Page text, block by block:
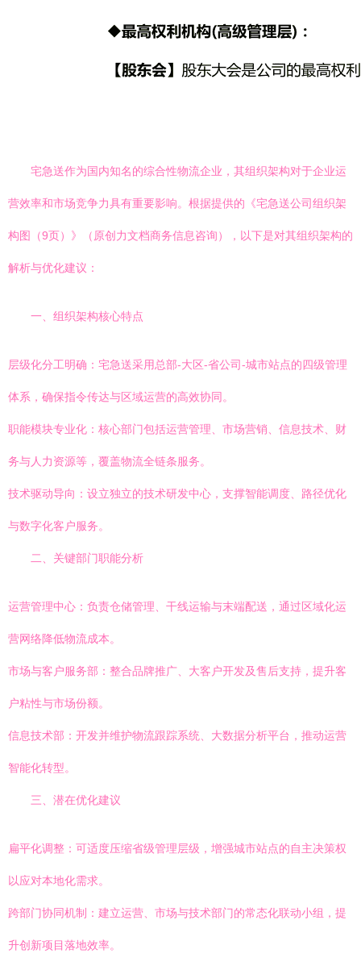
宅急送作为国内知名的综合性物流企业，其组织架构对于企业运
营效率和市场竞争力具有重要影响。根据提供的《宅急送公司组织架
构图（9页）》（原创力文档商务信息咨询），以下是对其组织架构的
解析与优化建议：
一、组织架构核心特点
层级化分工明确：宅急送采用总部-大区-省公司-城市站点的四级管理
体系，确保指令传达与区域运营的高效协同。
职能模块专业化：核心部门包括运营管理、市场营销、信息技术、财
务与人力资源等，覆盖物流全链条服务。
技术驱动导向：设立独立的技术研发中心，支撑智能调度、路径优化
与数字化客户服务。
二、关键部门职能分析
运营管理中心：负责仓储管理、干线运输与末端配送，通过区域化运
营网络降低物流成本。
市场与客户服务部：整合品牌推广、大客户开发及售后支持，提升客
户粘性与市场份额。
信息技术部：开发并维护物流跟踪系统、大数据分析平台，推动运营
智能化转型。
三、潜在优化建议
扁平化调整：可适度压缩省级管理层级，增强城市站点的自主决策权
以应对本地化需求。
跨部门协同机制：建立运营、市场与技术部门的常态化联动小组，提
升创新项目落地效率。